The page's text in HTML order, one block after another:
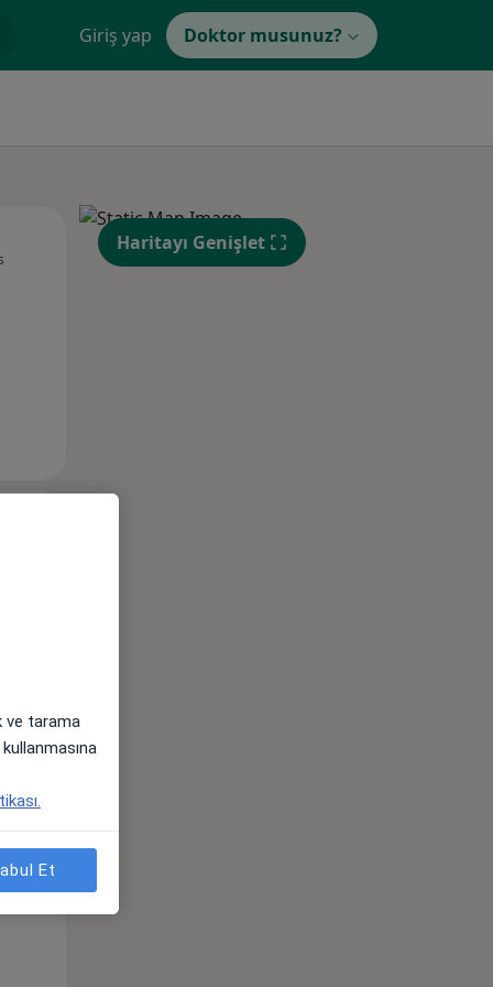
Giriş yap Doktor musunuz?
10 Ağustos
Sal,
11 Ağustos
Çar,
12 Ağustos
10 Ağustos
Haritayı Genişlet
ve tarama
Et